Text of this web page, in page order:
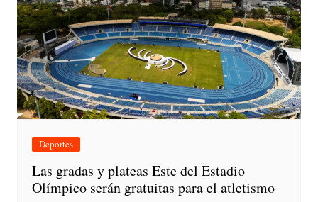
Deportes
Las gradas y plateas Este del Estadio
Olímpico serán gratuitas para el atletismo